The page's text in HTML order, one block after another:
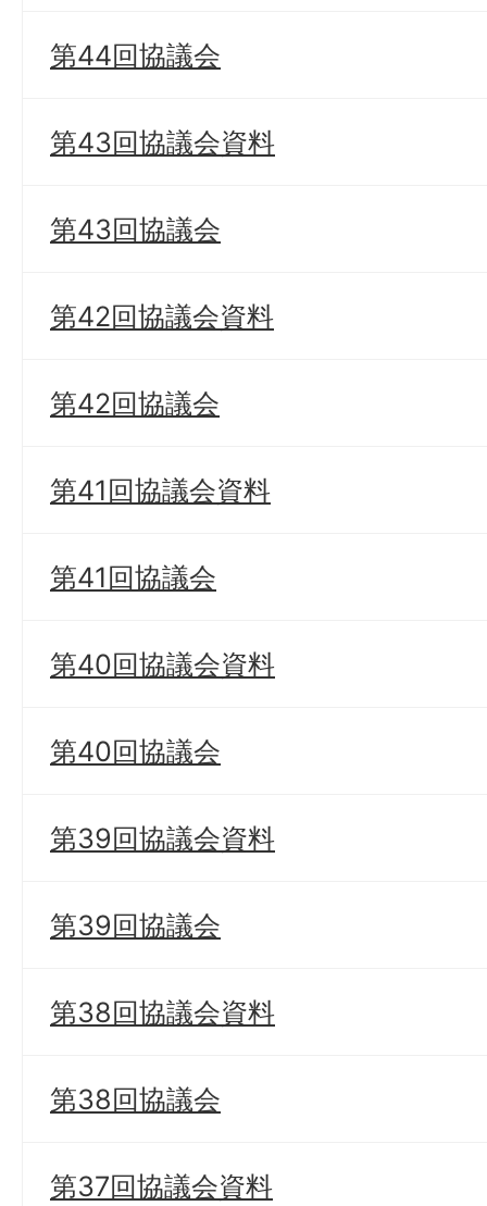
第44回協議会
第43回協議会資料
第43回協議会
第42回協議会資料
第42回協議会
第41回協議会資料
第41回協議会
第40回協議会資料
第40回協議会
第39回協議会資料
第39回協議会
第38回協議会資料
第38回協議会
第37回協議会資料